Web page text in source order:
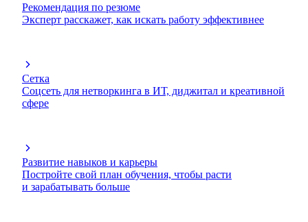
Рекомендация по резюме
Эксперт расскажет, как искать работу эффективнее
Сетка
Соцсеть для нетворкинга в ИТ, диджитал и креативной
сфере
Развитие навыков и карьеры
Постройте свой план обучения, чтобы расти
и зарабатывать больше